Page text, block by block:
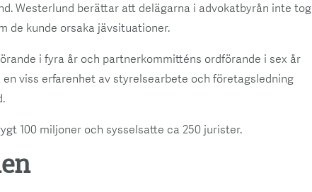
Westerlund berättar att delägarna i advokatbyrån inte tog
de kunde orsaka jävsituationer.
i fyra år och partnerkommitténs ordförande i sex år
viss erfarenhet av styrelsearbete och företagsledning
100 miljoner och sysselsatte ca 250 jurister.